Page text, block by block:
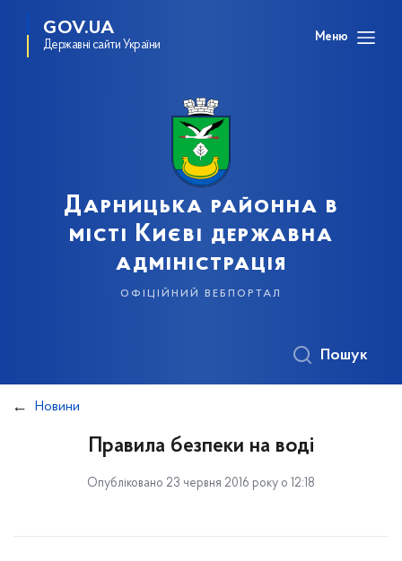
GOV.UA
Державні сайти України
Меню
Дарницька районна в
місті Києві державна
адміністрація
офіційний вебпортал
Пошук
Новини
Правила безпеки на воді
Опубліковано 23 червня 2016 року о 12:18